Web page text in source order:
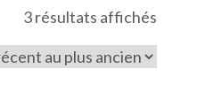
Square3 résultats affichés
plus